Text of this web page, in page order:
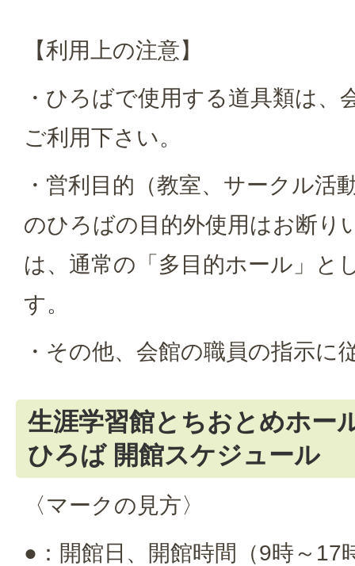
【利用上の注意】
・ひろばで使用する道具類は、
ご利用下さい。
・営利目的（教室、サークル活
のひろばの目的外使用はお断り
は、通常の「多目的ホール」と
す。
・その他、会館の職員の指示に
生涯学習館とちおとめホー
ひろば 開館スケジュール
〈マークの見方〉
●：開館日、開館時間（9時～17